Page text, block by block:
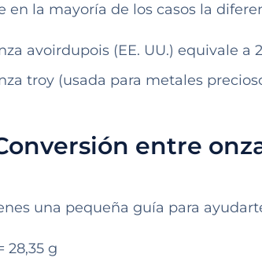
en la mayoría de los casos la
avoirdupois (EE. UU.) equivale a
troy (usada para metales
entre
una pequeña guía para
28,35 g